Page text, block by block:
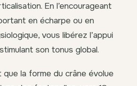
En l’encourageant
en écharpe ou en
vous libérez l’appui
son tonus global.
que la forme du crâne évolue